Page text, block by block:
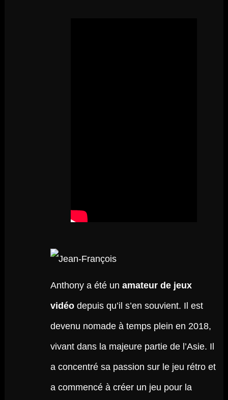
Anthony a été un amateur de jeux
vidéodepuis qu’il s’en souvient. Il est
devenu nomade à temps plein en 2018,
vivant dans la majeure partie de l’Asie. Il
a concentré sa passion sur le jeu rétro et
a commencé à créer un jeu pour la